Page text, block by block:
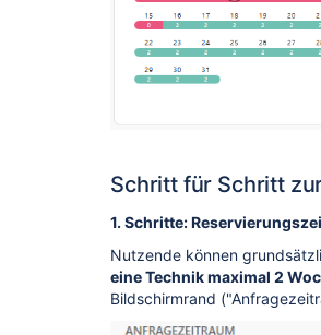
Schritt für Schritt
1. Schritte:
Nutzende können
eine Technik maximal 2
Bildschirmrand